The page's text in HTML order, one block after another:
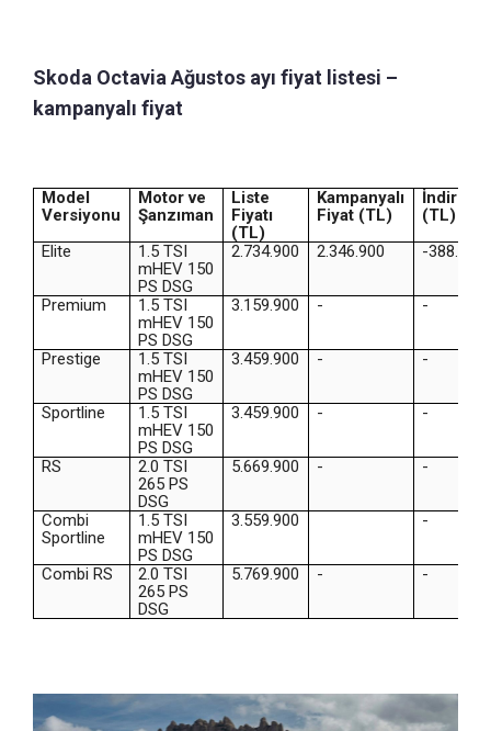
Skoda Octavia Ağustos ayı fiyat listesi –
kampanyalı fiyat
Model
Versiyonu
Motor ve
Şanzıman
Liste
Fiyatı
(TL)
Kampanyalı
Fiyat (TL)
İndirim
(TL)
Elite
1.5 TSI
mHEV 150
PS DSG
2.734.900 2.346.900 -388.000
Premium
1.5 TSI
mHEV 150
PS DSG
3.159.900 - -
Prestige
1.5 TSI
mHEV 150
PS DSG
3.459.900 - -
Sportline
1.5 TSI
mHEV 150
PS DSG
3.459.900 - -
RS
2.0 TSI
265 PS
DSG
5.669.900 - -
Combi
Sportline
1.5 TSI
mHEV 150
PS DSG
3.559.900 -
Combi RS
2.0 TSI
265 PS
DSG
5.769.900 - -